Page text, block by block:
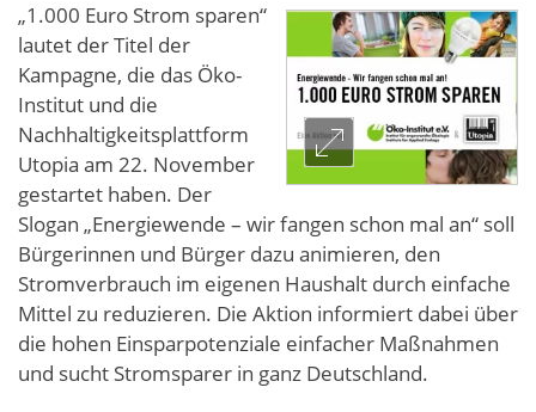
„1.000 Euro Strom sparen“
lautet der Titel der
Kampagne, die das Öko-
Institut und die
Nachhaltigkeitsplattform
Utopia am 22. November
gestartet haben. Der
Slogan „Energiewende – wir fangen schon mal an“ soll
Bürgerinnen und Bürger dazu animieren, den
Stromverbrauch im eigenen Haushalt durch einfache
Mittel zu reduzieren. Die Aktion informiert dabei über
die hohen Einsparpotenziale einfacher Maßnahmen
und sucht Stromsparer in ganz Deutschland.